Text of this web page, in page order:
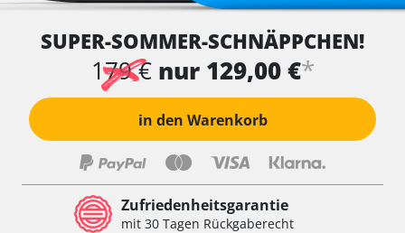
SUPER-SOMMER-SCHNÄPPCHEN!
179 € nur 129,00 €*
in den Warenkorb
Zufriedenheitsgarantie
mit 30 Tagen Rückgaberecht